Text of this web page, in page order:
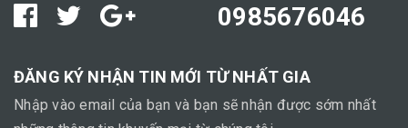
0985676046
ĐĂNG KÝ NHẬN TIN MỚI TỪ NHẤT GIA
Nhập vào email của bạn và bạn sẽ nhận được sớm nhất